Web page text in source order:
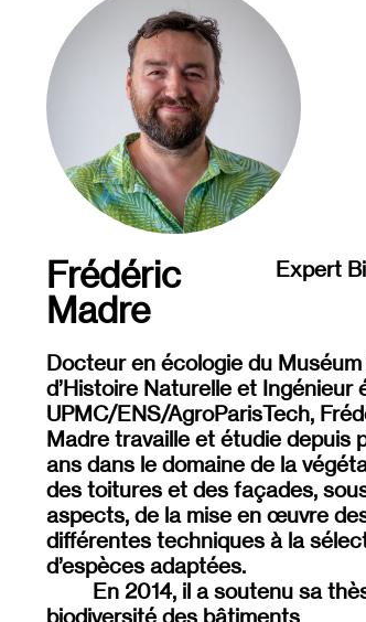
Frédéric
Madre
Expert
Docteur en écologie du
d’Histoire Naturelle et Ingénieur
UPMC/ENS/AgroParisTech,
Madre travaille et étudie depuis
ans dans le domaine de la
des toitures et des façades,
aspects, de la mise en œuvre
différentes techniques à la
d’espèces adaptées.
En 2014, il a soutenu sa
biodiversité des bâtiments